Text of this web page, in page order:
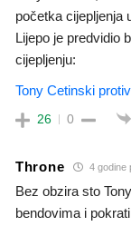
početka cijepljenja
Lijepo je predvidio
cijepljenju:
Tony Cetinski
26 0
Throne 4 godine
Bez obzira sto
bendovima i